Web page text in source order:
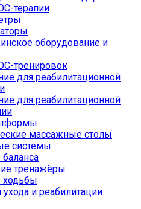
терапии
оборудование и
тренировок
для реабилитационной
для реабилитационной
массажные столы
системы
тренажёры
и реабилитации